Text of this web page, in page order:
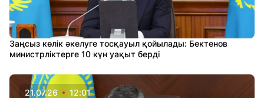
Заңсыз көлік әкелуге тосқауыл қойылады: Бектенов
министрліктерге 10 күн уақыт берді
21.07.26 12:01